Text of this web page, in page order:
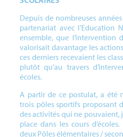
Depuis de nombreuses
partenariat avec l’Education
ensemble, que l’intervention
valorisait davantage les
ces derniers recevaient les
plutôt qu’au travers
écoles.
A partir de ce postulat, a été
trois pôles sportifs proposant
des activités qui ne pouvaient,
place dans les cours
deux Pôles élémentaires /